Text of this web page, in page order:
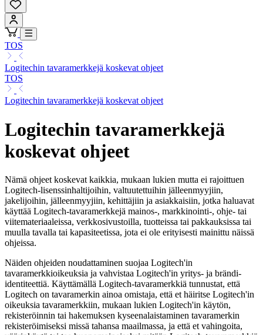
TOS
Logitechin tavaramerkkejä koskevat ohjeet
TOS
Logitechin tavaramerkkejä koskevat ohjeet
Logitechin tavaramerkkejä
koskevat ohjeet
Nämä ohjeet koskevat kaikkia, mukaan lukien mutta ei rajoittuen
Logitech-lisenssinhaltijoihin, valtuutettuihin jälleenmyyjiin,
jakelijoihin, jälleenmyyjiin, kehittäjiin ja asiakkaisiin, jotka haluavat
käyttää Logitech-tavaramerkkejä mainos-, markkinointi-, ohje- tai
viitemateriaaleissa, verkkosivustoilla, tuotteissa tai pakkauksissa tai
muulla tavalla tai kapasiteetissa, jota ei ole erityisesti mainittu näissä
ohjeissa.
Näiden ohjeiden noudattaminen suojaa Logitech'in
tavaramerkkioikeuksia ja vahvistaa Logitech'in yritys- ja brändi-
identiteettiä. Käyttämällä Logitech-tavaramerkkiä tunnustat, että
Logitech on tavaramerkin ainoa omistaja, että et häiritse Logitech'in
oikeuksia tavaramerkkiin, mukaan lukien Logitech'in käytön,
rekisteröinnin tai hakemuksen kyseenalaistaminen tavaramerkin
rekisteröimiseksi missä tahansa maailmassa, ja että et vahingoita,